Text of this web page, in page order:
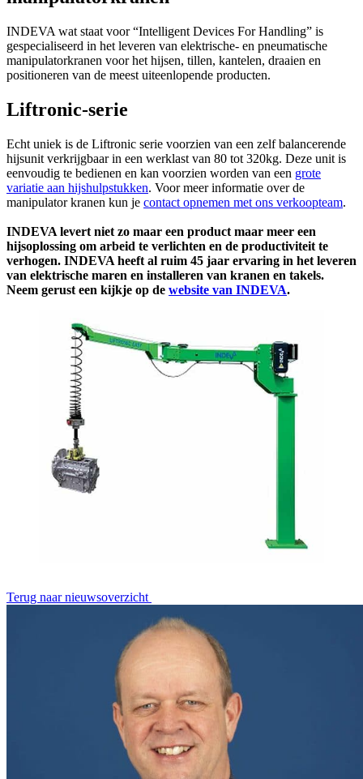
INDEVA wat staat voor “Intelligent Devices For Handling” is
gespecialiseerd in het leveren van elektrische- en pneumatische
manipulatorkranen voor het hijsen, tillen, kantelen, draaien en
positioneren van de meest uiteenlopende producten.
Liftronic-serie
Echt uniek is de Liftronic serie voorzien van een zelf balancerende
hijsunit verkrijgbaar in een werklast van 80 tot 320kg. Deze unit is
eenvoudig te bedienen en kan voorzien worden van een grote
variatie aan hijshulpstukken. Voor meer informatie over de
manipulator kranen kun je contact opnemen met ons verkoopteam.
INDEVA levert niet zo maar een product maar meer een
hijsoplossing om arbeid te verlichten en de productiviteit te
verhogen. INDEVA heeft al ruim 45 jaar ervaring in het leveren
van elektrische maren en installeren van kranen en takels.
Neem gerust een kijkje op de website van INDEVA.
Terug naar nieuwsoverzicht